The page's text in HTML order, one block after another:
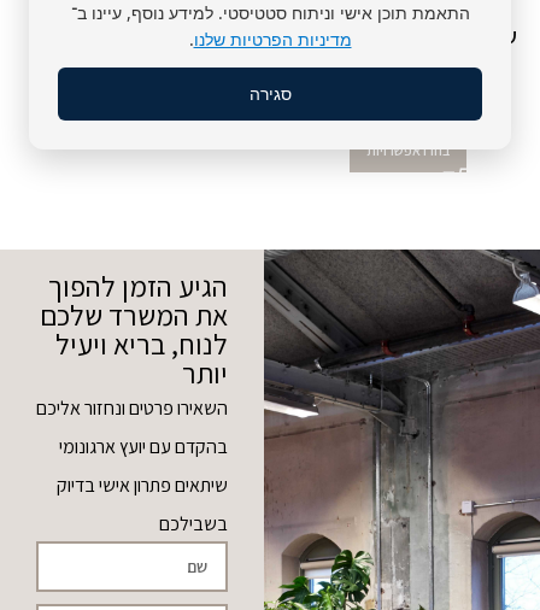
התאמת תוכן אישי וניתוח סטטיסטי. למידע נוסף, עיינו ב־
מדיניות הפרטיות שלנו.
סגירה
שולחן פנאומטי רגל לבנה
בחרו אפשרויות
הגיע הזמן להפוך
את המשרד שלכם
לנוח, בריא ויעיל
יותר
השאירו פרטים ונחזור אליכם
בהקדם עם יועץ ארגונומי
שיתאים פתרון אישי בדיוק
בשבילכם